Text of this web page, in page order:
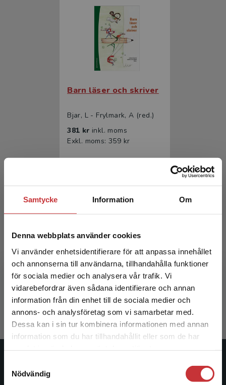
Samtycke Information Om
Denna webbplats använder cookies
Vi använder enhetsidentifierare för att anpassa innehållet
och annonserna till användarna, tillhandahålla funktioner
för sociala medier och analysera vår trafik. Vi
vidarebefordrar även sådana identifierare och annan
information från din enhet till de sociala medier och
annons- och analysföretag som vi samarbetar med.
Dessa kan i sin tur kombinera informationen med annan
information som du har tillhandahållit eller som de har
Nödvändig
Begränsad fraktregion
Det verkar som att du besöker
studentlitteratur.se via en enhet utanför Sverige.
Vi erbjuder inte leveranser utanför Sverige. För
att kunna slutföra ett köp måste
Barn läser och skriver
Bjar, L - Frylmark, A (red.)
381 kr inkl. moms
Exkl. moms: 359 kr
Barn läser och skriver
Bjar, L - Frylmark, A (red.)
236 krinkl. moms
Exkl. moms: 223 kr